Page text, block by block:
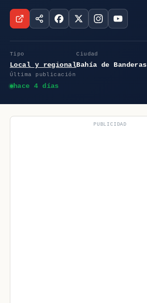
Tipo
Local y regional
Ciudad
Bahía de Banderas
Última publicación
hace 4 días
PUBLICIDAD